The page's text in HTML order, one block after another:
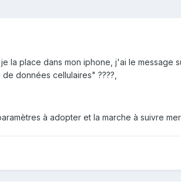
la place dans mon iphone, j'ai le
données cellulaires" ????,
à adopter et la marche à suivre